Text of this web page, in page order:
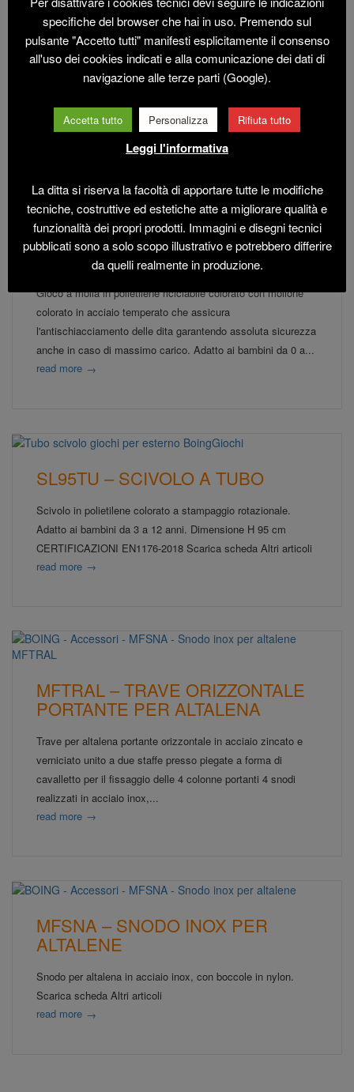
BOD110 – DOPPIO PANNELLO
PANDA
Gioco a molla in polietilene riciclabile colorato con mollone
colorato in acciaio temperato che assicura
anche in caso di massimo carico. Adatto ai bambini da 0 a...
read more →
BOD109 – DOPPIO PANNELLO
TRICERATOPO
Gioco a molla in polietilene riciclabile colorato con mollone
colorato in acciaio temperato che assicura
l'antischiacciamento delle dita garantendo assoluta sicurezza
anche in caso di massimo carico. Adatto ai bambini da 0 a...
read more →
SL95TU – SCIVOLO A TUBO
Scivolo in polietilene colorato a stampaggio rotazionale.
Adatto ai bambini da 3 a 12 anni. Dimensione H 95 cm
CERTIFICAZIONI EN1176-2018 Scarica scheda Altri articoli
read more →
MFTRAL – TRAVE ORIZZONTALE
PORTANTE PER ALTALENA
Trave per altalena portante orizzontale in acciaio zincato e
verniciato unito a due staffe presso piegate a forma di
cavalletto per il fissaggio delle 4 colonne portanti 4 snodi
realizzati in acciaio inox,...
read more →
MFSNA – SNODO INOX PER
ALTALENE
Snodo per altalena in acciaio inox, con boccole in nylon.
Scarica scheda Altri articoli
read more →
specifiche del browser che hai in uso. Premendo sul
pulsante "Accetto tutti" manifesti esplicitamente il consenso
all'uso dei cookies indicati e alla comunicazione dei dati di
navigazione alle terze parti (Google).
Accetta tutto Personalizza Rifiuta tutto
Leggi l'informativa
La ditta si riserva la facoltà di apportare tutte le modifiche
tecniche, costruttive ed estetiche atte a migliorare qualità e
funzionalità dei propri prodotti. Immagini e disegni tecnici
pubblicati sono a solo scopo illustrativo e potrebbero differire
da quelli realmente in produzione.